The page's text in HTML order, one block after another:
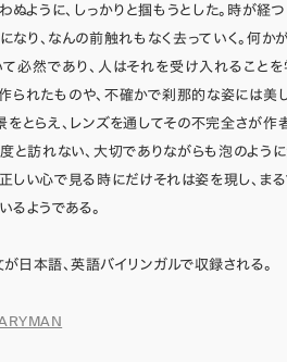
ぬように、しっかりと掴もうとした。時が経
なり、なんの前触れもなく去っていく。何か
て必然であり、人はそれを受け入れること
られたものや、不確かで刹那的な姿には美
とらえ、レンズを通してその不完全さが作
と訪れない、大切でありながらも泡のよう
しい心で見る時にだけそれは姿を現し、ま
るようである。
日本語、英語バイリンガルで収録される。